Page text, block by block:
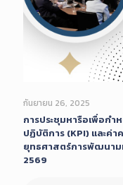
กันยายน 26, 2025
การประชุมหารือเพื่อก
ปฏิบัติการ (KPI) และค่
ยุทธศาสตร์การพัฒนาม
2569